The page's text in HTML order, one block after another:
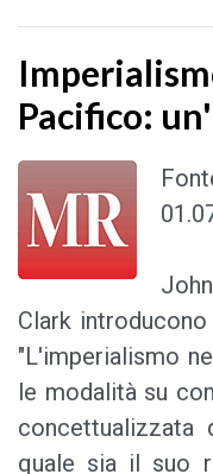
Pacifico:
Clark
"L'imperialismo
le modalità su
concettualizzata
quale sia il suo